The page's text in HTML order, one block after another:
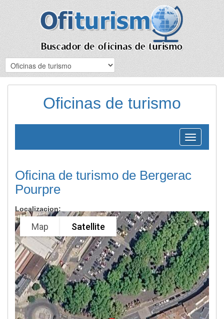
Oficinas de turismo
Toggle
navigation
Oficina de turismo de Bergerac
Pourpre
Localizacion:
Map Satellite